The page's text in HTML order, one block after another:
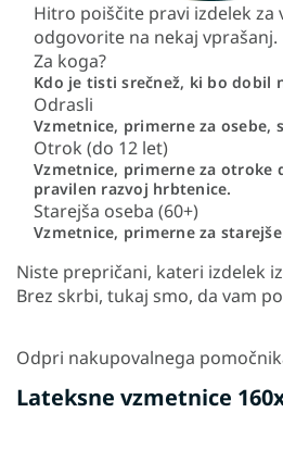
Lateksne vzmetnice
Hitro poiščite pravi izdelek za
odgovorite na nekaj vprašanj.
Za koga?
Kdo je tisti srečnež, ki bo dobil
Odrasli
Vzmetnice, primerne za osebe,
Otrok (do 12 let)
Vzmetnice, primerne za otroke
pravilen razvoj hrbtenice.
Starejša oseba (60+)
Vzmetnice, primerne za
Niste prepričani, kateri izdelek
Brez skrbi, tukaj smo, da vam
Odpri nakupovalnega